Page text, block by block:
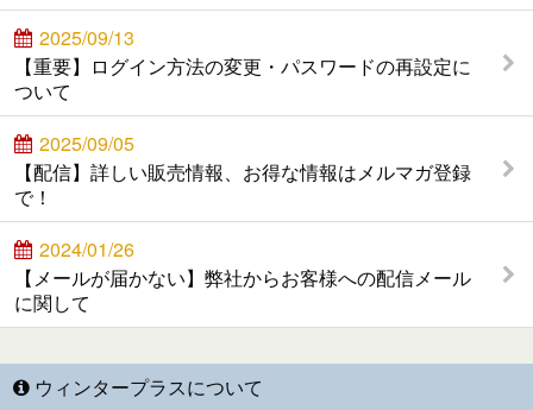
2025/09/13
【重要】ログイン方法の変更・パスワードの再設定に
ついて
2025/09/05
【配信】詳しい販売情報、お得な情報はメルマガ登録
で！
2024/01/26
【メールが届かない】弊社からお客様への配信メール
に関して
ウィンタープラスについて